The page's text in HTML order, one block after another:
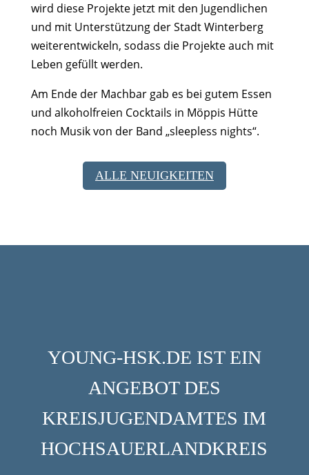
wird diese Projekte jetzt mit den Jugendlichen
und mit Unterstützung der Stadt Winterberg
weiterentwickeln, sodass die Projekte auch mit
Leben gefüllt werden.
Am Ende der Machbar gab es bei gutem Essen
und alkoholfreien Cocktails in Möppis Hütte
noch Musik von der Band „sleepless nights“.
ALLE NEUIGKEITEN
YOUNG-HSK.DE IST EIN
ANGEBOT DES
KREISJUGENDAMTES IM
HOCHSAUERLANDKREIS